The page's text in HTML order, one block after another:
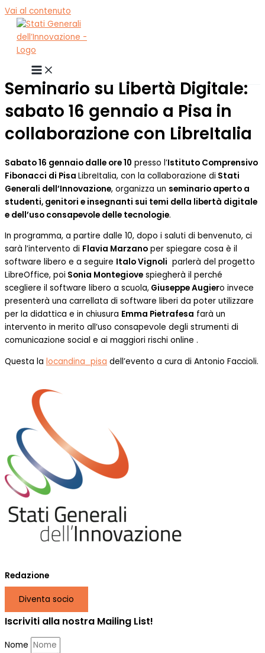
Vai al contenuto
Seminario su Libertà Digitale:
sabato 16 gennaio a Pisa in
collaborazione con LibreItalia
Sabato 16 gennaio dalle ore 10 presso l’Istituto Comprensivo
Fibonacci di Pisa LibreItalia, con la collaborazione di Stati
Generali dell’Innovazione, organizza un seminario aperto a
studenti, genitori e insegnanti sui temi della libertà digitale
e dell’uso consapevole delle tecnologie.
In programma, a partire dalle 10, dopo i saluti di benvenuto, ci
sarà l’intervento di Flavia Marzano per spiegare cosa è il
software libero e a seguire Italo Vignoli parlerà del progetto
LibreOffice, poi Sonia Montegiove spiegherà il perché
scegliere il software libero a scuola, Giuseppe Augiero invece
presenterà una carrellata di software liberi da poter utilizzare
per la didattica e in chiusura Emma Pietrafesa farà un
intervento in merito all’uso consapevole degli strumenti di
comunicazione social e ai maggiori rischi online .
Questa la locandina_pisa dell’evento a cura di Antonio Faccioli.
Redazione
Diventa socio
Iscriviti alla nostra Mailing List!
Nome